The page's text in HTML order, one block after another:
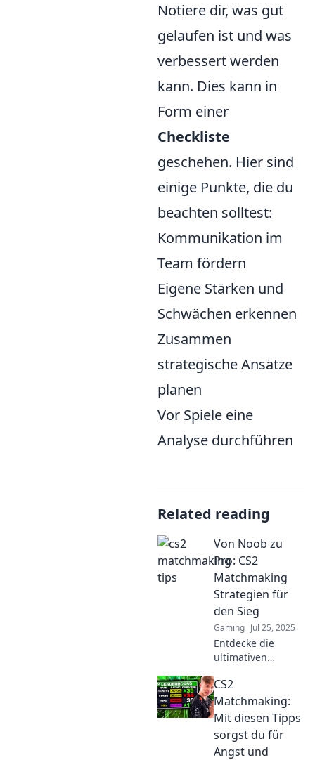
Notiere dir, was gut
gelaufen ist und was
verbessert werden
kann. Dies kann in
Form einer
Checkliste
geschehen. Hier sind
einige Punkte, die du
beachten solltest:
Kommunikation im
Team fördern
Eigene Stärken und
Schwächen erkennen
Zusammen
strategische Ansätze
planen
Vor Spiele eine
Analyse durchführen
Related reading
Von Noob zu
Pro: CS2
Matchmaking
Strategien für
den Sieg
Gaming Jul 25, 2025
Entdecke die
ultimativen
Matchmaking!
Werde vom Noob
zum Pro und
dominiere jedes
Spiel!
CS2
Matchmaking:
Mit diesen Tipps
sorgst du für
Angst und